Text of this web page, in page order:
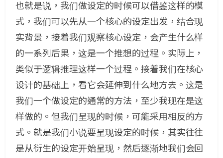
也就是说，我们做设定的时候可以借鉴这样的模
式，我们可以先从一个核心的设定出发，结合现
实背景，接着我们观察核心设定，会产生什么样
的一系列后果，这是一个推想的过程。实际上，
类似于逻辑推理这样一个过程。接着我们在核心
设计的基础上，看它会延伸到什么地方去。这是
我们一个做设定的通常的方法，至少我现在是这
样做的。但我们呈现的时候，可能采用相反的方
式。就是我们小说要呈现设定的时候，其实往往
是从衍生的设定开始呈现，然后逐渐地我们会回